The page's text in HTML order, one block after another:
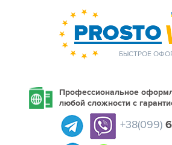
БЫСТРОЕ
Профессиональное
любой сложности с
+38(099)